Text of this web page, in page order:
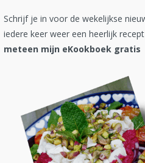
Schrijf je in voor de wekelijkse
iedere keer weer een heerlijk
meteen mijn eKookboek gratis